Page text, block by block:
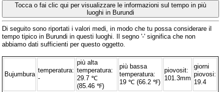
Tocca o fai clic qui per visualizzare le informazioni sul tempo in più
luoghi in Burundi
Di seguito sono riportati i valori medi, in modo che tu possa considerare il
tempo tipico in Burundi in questi luoghi. Il segno '-' significa che non
abbiamo dati sufficienti per questo oggetto.
Bujumbura
temperatura:
-
più alta
temperatura:
29.7 ℃
(85.46 ℉)
più bassa
temperatura:
19 ℃ (66.2 ℉)
piovosit:
101.3mm
giorni
piovosi:
19.4